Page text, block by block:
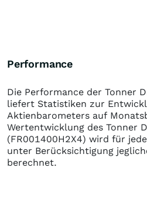
Performance
Die Performance der Tonner
liefert Statistiken zur
Aktienbarometers auf
Wertentwicklung des Tonner
(FR001400H2X4) wird für
unter Berücksichtigung
berechnet.